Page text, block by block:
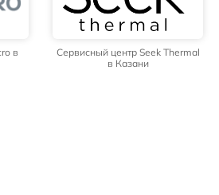
в
Сервисный центр Seek Thermal
в Казани